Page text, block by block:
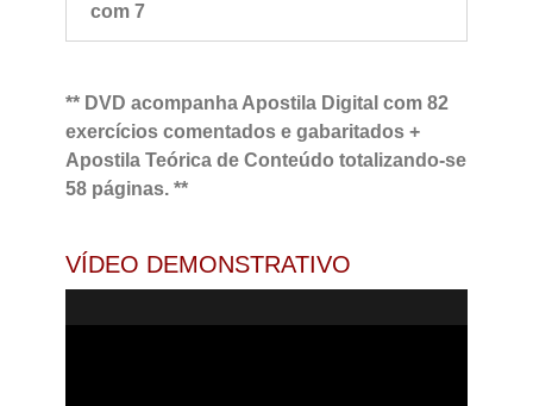
com 7
** DVD acompanha Apostila Digital com 82
exercícios comentados e gabaritados +
Apostila Teórica de Conteúdo totalizando-se
58 páginas. **
VÍDEO DEMONSTRATIVO